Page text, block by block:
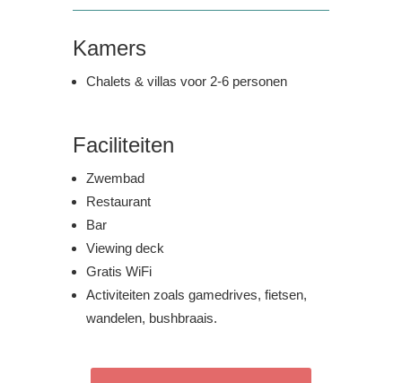
Kamers
Chalets & villas voor 2-6 personen
Faciliteiten
Zwembad
Restaurant
Bar
Viewing deck
Gratis WiFi
Activiteiten zoals gamedrives, fietsen,
wandelen, bushbraais.